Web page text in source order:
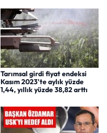
Tarımsal girdi fiyat endeksi
Kasım 2023'te aylık yüzde
1,44, yıllık yüzde 38,82 arttı